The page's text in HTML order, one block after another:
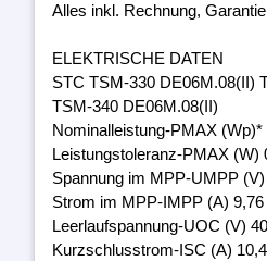
Alles inkl. Rechnung,
ELEKTRISCHE DATEN
STC TSM-330 DE06M.08(II)
TSM-340 DE06M.08(II)
Nominalleistung-PMAX (Wp)*
Leistungstoleranz-PMAX (W)
Spannung im MPP-UMPP
Strom im MPP-IMPP (A) 9,76
Leerlaufspannung-UOC (V)
Kurzschlusstrom-ISC (A)